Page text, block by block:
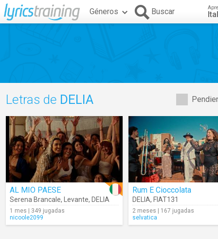
Géneros Buscar
Letras de DELIA
AL MIO PAESE
Serena Brancale, Levante, DELIA
1 mes | 349 jugadas
nicoole2099
Rum E Cioccolata
DELIA, FIAT131
2 meses | 167 jugadas
selvatica